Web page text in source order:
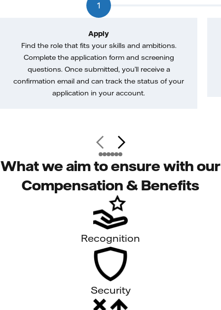
1
Apply
Find the role that fits your skills and ambitions.
Complete the application form and screening
questions. Once submitted, you’ll receive a
confirmation email and can track the status of your
application in your account.
What we aim to ensure with our
Compensation & Benefits
Recognition
Security